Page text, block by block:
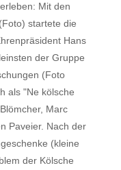
Mit den
startete die
Hans
der Gruppe
(Foto
als "Ne kölsche
Marc
Paveier. Nach der
(kleine
der Kölsche